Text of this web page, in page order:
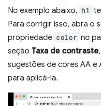
No exemplo abaixo, h1
Para corrigir isso, abra o
propriedade color no
seção Taxa de contraste
sugestões de cores AA e
para aplicá-la.